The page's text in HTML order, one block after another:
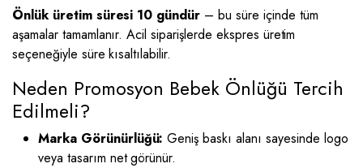
Önlük üretim süresi 10 gündür – bu süre içinde tüm
aşamalar tamamlanır. Acil siparişlerde ekspres üretim
seçeneğiyle süre kısaltılabilir.
Neden Promosyon Bebek Önlüğü Tercih
Edilmeli?
Marka Görünürlüğü: Geniş baskı alanı sayesinde logo
veya tasarım net görünür.